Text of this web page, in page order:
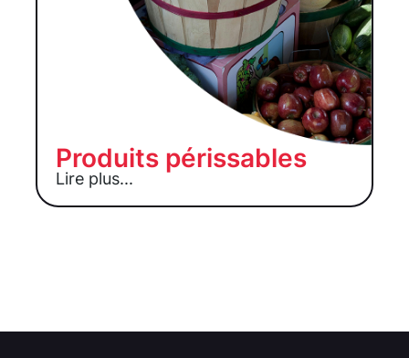
Produits périssables
Lire plus...